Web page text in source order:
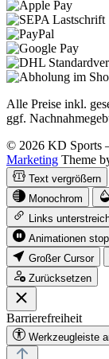
Alle Preise inkl.
ggf.
© 2026 KD Sports
Marketing Theme
Text vergrößern
Monochrom
Links
Animationen
Großer Cursor
Zurücksetzen
Barrierefreiheit
Werkzeugleiste